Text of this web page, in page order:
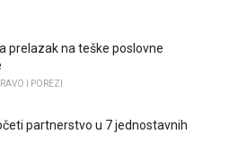
prelazak na teške poslovne
I POREZI
partnerstvo u 7 jednostavnih